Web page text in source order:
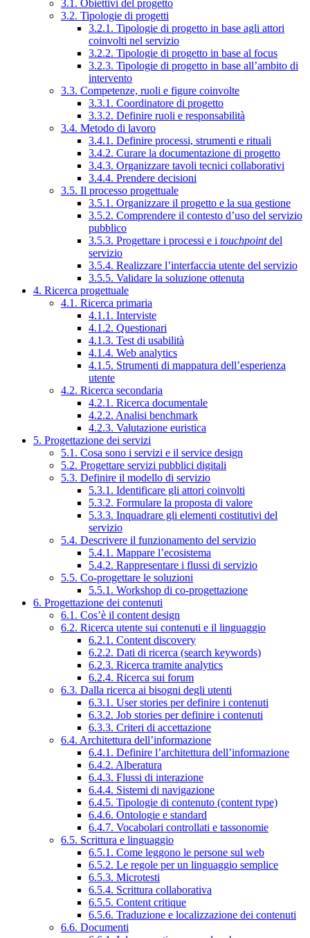
3.1. Obiettivi del progetto
3.2. Tipologie di progetti
3.2.1. Tipologie di progetto in base agli attori
coinvolti nel servizio
3.2.2. Tipologie di progetto in base al focus
3.2.3. Tipologie di progetto in base all’ambito di
intervento
3.3. Competenze, ruoli e figure coinvolte
3.3.1. Coordinatore di progetto
3.3.2. Definire ruoli e responsabilità
3.4. Metodo di lavoro
3.4.1. Definire processi, strumenti e rituali
3.4.2. Curare la documentazione di progetto
3.4.3. Organizzare tavoli tecnici collaborativi
3.4.4. Prendere decisioni
3.5. Il processo progettuale
3.5.1. Organizzare il progetto e la sua gestione
3.5.2. Comprendere il contesto d’uso del servizio
pubblico
3.5.3. Progettare i processi e i touchpointdel
servizio
3.5.4. Realizzare l’interfaccia utente del servizio
3.5.5. Validare la soluzione ottenuta
4. Ricerca progettuale
4.1. Ricerca primaria
4.1.1. Interviste
4.1.2. Questionari
4.1.3. Test di usabilità
4.1.4. Web analytics
4.1.5. Strumenti di mappatura dell’esperienza
utente
4.2. Ricerca secondaria
4.2.1. Ricerca documentale
4.2.2. Analisi benchmark
4.2.3. Valutazione euristica
5. Progettazione dei servizi
5.1. Cosa sono i servizi e il service design
5.2. Progettare servizi pubblici digitali
5.3. Definire il modello di servizio
5.3.1. Identificare gli attori coinvolti
5.3.2. Formulare la proposta di valore
5.3.3. Inquadrare gli elementi costitutivi del
servizio
5.4. Descrivere il funzionamento del servizio
5.4.1. Mappare l’ecosistema
5.4.2. Rappresentare i flussi di servizio
5.5. Co-progettare le soluzioni
5.5.1. Workshop di co-progettazione
6. Progettazione dei contenuti
6.1. Cos’è il content design
6.2. Ricerca utente sui contenuti e il linguaggio
6.2.1. Content discovery
6.2.2. Dati di ricerca (search keywords)
6.2.3. Ricerca tramite analytics
6.2.4. Ricerca sui forum
6.3. Dalla ricerca ai bisogni degli utenti
6.3.1. User stories per definire i contenuti
6.3.2. Job stories per definire i contenuti
6.3.3. Criteri di accettazione
6.4. Architettura dell’informazione
6.4.1. Definire l’architettura dell’informazione
6.4.2. Alberatura
6.4.3. Flussi di interazione
6.4.4. Sistemi di navigazione
6.4.5. Tipologie di contenuto (content type)
6.4.6. Ontologie e standard
6.4.7. Vocabolari controllati e tassonomie
6.5. Scrittura e linguaggio
6.5.1. Come leggono le persone sul web
6.5.2. Le regole per un linguaggio semplice
6.5.3. Microtesti
6.5.4. Scrittura collaborativa
6.5.5. Content critique
6.5.6. Traduzione e localizzazione dei contenuti
6.6. Documenti